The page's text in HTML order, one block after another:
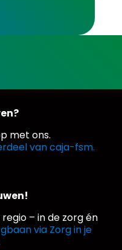
met ons.
van caja-fsm.
– in de zorg én
via Zorg in je